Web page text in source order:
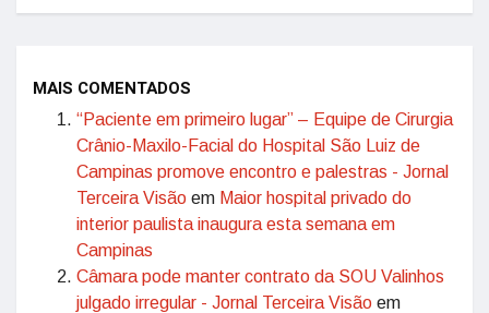
MAIS COMENTADOS
“Paciente em primeiro lugar” – Equipe de Cirurgia
Crânio-Maxilo-Facial do Hospital São Luiz de
Campinas promove encontro e palestras - Jornal
Terceira Visão em Maior hospital privado do
interior paulista inaugura esta semana em
Campinas
Câmara pode manter contrato da SOU Valinhos
julgado irregular - Jornal Terceira Visão em